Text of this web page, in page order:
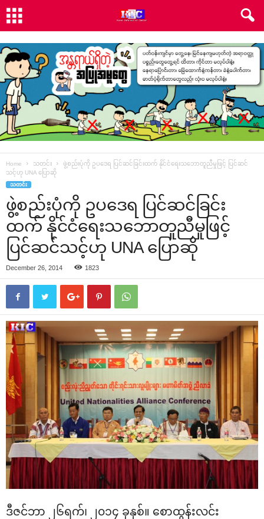
Home သတင်း
ဖွဲ့စည်းပုံကို ဥပ‌ဒေရ ပြင်ဆင်ခြင်းထက် နိုင်ငံ‌ရေးသ‌ဘောတူညီမှုဖြင့် ပြင်ဆင်
သင့်ဟု UNA ‌ပြောဆို
သတင်း
ဖွဲ့စည်းပုံကို ဥပ‌ဒေရ ပြင်ဆင်ခြင်း
ထက် နိုင်ငံ‌ရေးသ‌ဘောတူညီမှုဖြင့်
ပြင်ဆင်သင့်ဟု UNA ‌ပြောဆို
December 26, 2014 1823
ဒီဇင်ဘာ ၂၆ရက်၊ ၂၀၁၄ ခုနှစ်။ ‌စောထွန်းလင်း